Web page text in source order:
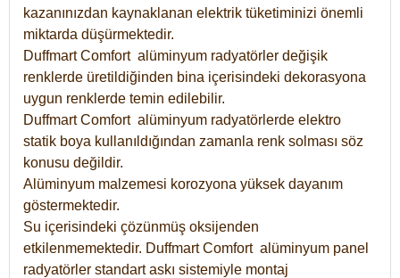
kazanınızdan kaynaklanan elektrik tüketiminizi önemli
miktarda düşürmektedir.
Duffmart Comfort alüminyum radyatörler değişik
renklerde üretildiğinden bina içerisindeki dekorasyona
uygun renklerde temin edilebilir.
DuffmartComfort alüminyum radyatörlerde elektro
statik boya kullanıldığından zamanla renk solması söz
konusu değildir.
Alüminyum malzemesi korozyona yüksek dayanım
göstermektedir.
Su içerisindeki çözünmüş oksijenden
etkilenmemektedir. DuffmartComfort alüminyum panel
radyatörler standart askı sistemiyle montaj